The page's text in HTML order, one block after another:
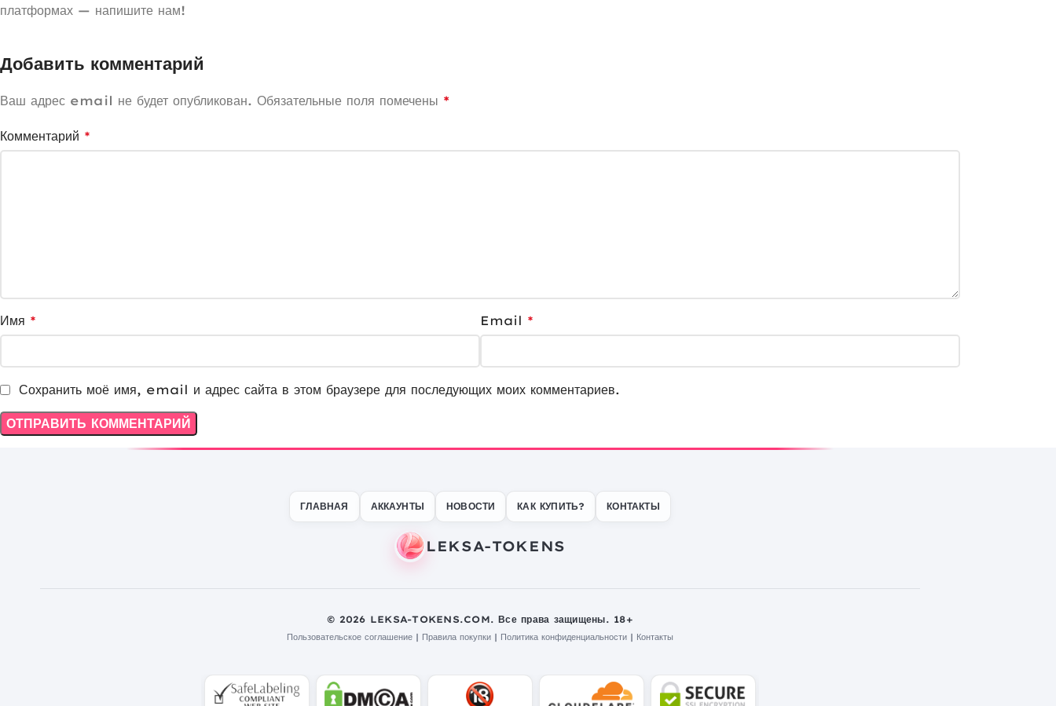
платформах — напишите нам!
Добавить комментарий
Ваш адрес email не будет опубликован. Обязательные поля помечены *
Комментарий *
Имя * Email *
Сохранить моё имя, email и адрес сайта в этом браузере для последующих моих комментариев.
ГЛАВНАЯ АККАУНТЫ НОВОСТИ КАК КУПИТЬ? КОНТАКТЫ
© 2026 LEKSA-TOKENS.COM. Все права защищены. 18+
Пользовательское соглашение | Правила покупки | Политика конфиденциальности | Контакты